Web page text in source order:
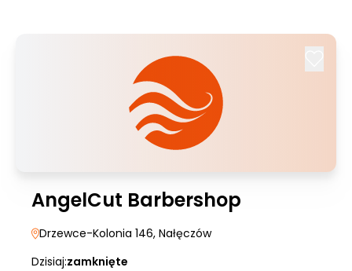
AngelCut Barbershop
Drzewce-Kolonia 146, Nałęczów
Dzisiaj:zamknięte